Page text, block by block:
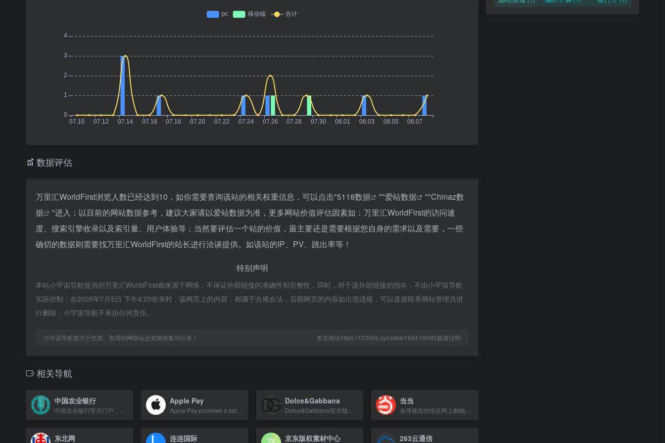
数据评估
万里汇WorldFirst浏览人数已经达到10，如你需要查询该站的相关权重信息，可以点击"5118数据 ""爱站数据 ""Chinaz数
据
"进入；以目前的网站数据参考，建议大家请以爱站数据为准，更多网站价值评估因素如：万里汇WorldFirst的访问速
度、搜索引擎收录以及索引量、用户体验等；当然要评估一个站的价值，最主要还是需要根据您自身的需求以及需要，一些
确切的数据则需要找万里汇WorldFirst的站长进行洽谈提供。如该站的IP、PV、跳出率等！
特别声明
本站小宇宙导航提供的万里汇WorldFirst都来源于网络，不保证外部链接的准确性和完整性，同时，对于该外部链接的指向，不由小宇宙导航
实际控制，在2026年7月5日 下午4:25收录时，该网页上的内容，都属于合规合法，后期网页的内容如出现违规，可以直接联系网站管理员进
行删除，小宇宙导航不承担任何责任。
小宇宙导航致力于优质、实用的网络站点资源收集与分享！ 本文地址https://123456.xyz/sites/1663.html转载请注明
相关导航
中国农业银行 Apple Pay
Apple Pay provides a safe, secure, and private way to pay in stores, online, and
Dolce&Gabbana 当当
东北网 连连国际 京东版权素材中心 263云通信